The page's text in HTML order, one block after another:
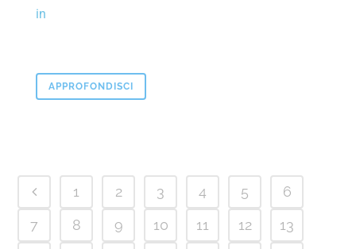
in
APPROFONDISCI
1 2 3 4 5
6
7
8 9 10 11 12
13